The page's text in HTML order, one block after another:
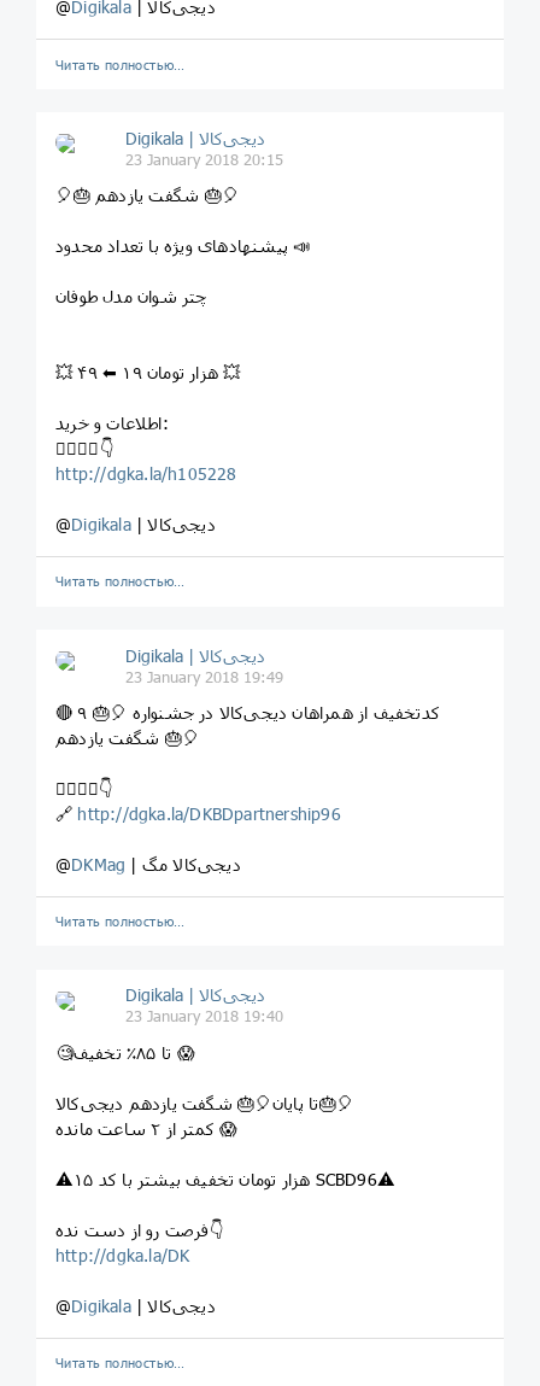
@Digikala | دیجی‌کالا
Читать полностью…
Digikala | دیجی‌کالا
23 January 2018 20:15
⁣🎈⁣🎂 شگفت یازدهم ⁣🎂🎈
⁣پیشنهادهای ویژه با تعداد محدود 📣
⁣چتر شوان مدل طوفان
💥 ۴۹ ⬅ ۱۹ هزار تومان 💥
اطلاعات و خرید:
⁣👇🏻👇🏼👇
http://dgka.la/h105228
@Digikala | دیجی‌کالا
Читать полностью…
Digikala | دیجی‌کالا
23 January 2018 19:49
🔴 ۹ کدتخفیف از همراهان دیجی‌کالا در جشنواره 🎈⁣🎂
شگفت یازدهم ⁣🎂🎈
👇🏻👇🏼👇
🔗 http://dgka.la/DKBDpartnership96
@DKMag | دیجی‌کالا مگ
Читать полностью…
Digikala | دیجی‌کالا
23 January 2018 19:40
⁣⁣⁣🧐تا ۸۵٪ تخفیف ⁣😱
تا پایان⁣🎈⁣🎂 شگفت یازدهم دیجی‌کالا⁣🎂🎈
کمتر از ۲ ساعت مانده 😱
⚠۱۵ هزار تومان تخفیف بیشتر با کد SCBD96⚠
فرصت رو از دست نده👇
http://dgka.la/DK
@Digikala | دیجی‌کالا
Читать полностью…